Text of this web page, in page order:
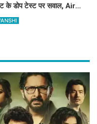
के डोप टेस्ट पर सवाल, Air
कहा?